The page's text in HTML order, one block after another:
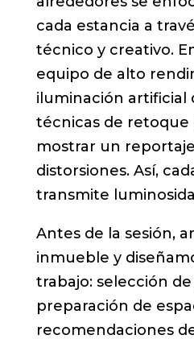
cada estancia a
técnico y creativo.
equipo de alto
iluminación artificial
técnicas de retoque
mostrar un
distorsiones. Así,
transmite
Antes de la sesión,
inmueble y
trabajo: selección
preparación de
recomendaciones